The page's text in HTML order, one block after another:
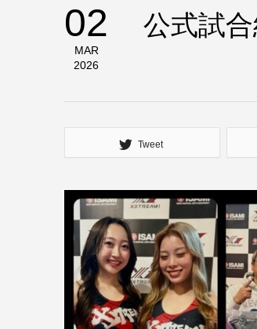
02
MAR
2026
公式試
Tweet